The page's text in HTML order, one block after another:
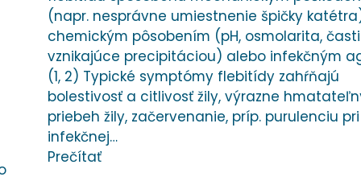
(napr. nesprávne umiestnenie špičky
chemickým pôsobením (pH, osmolarita,
vznikajúce precipitáciou) alebo infekčným
(1, 2) Typické symptómy flebitídy zahŕňajú
bolestivosť a citlivosť žily, výrazne
priebeh žily, začervenanie, príp. purulenciu pri
infekčnej…
Prečítať